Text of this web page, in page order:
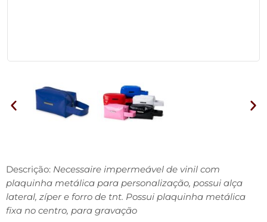
Descrição: Necessaire impermeável de vinil com
plaquinha metálica para personalização, possui alça
lateral, zíper e forro de tnt. Possui plaquinha metálica
fixa no centro, para gravação